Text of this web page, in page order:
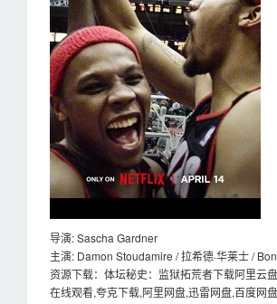
导演: Sascha Gardner
主演: Damon Stoudamire / 拉希德·华莱士 /
资源下载：体坛秘史：监狱拓荒者下载阿里云
在线观看,夸克下载,阿里网盘,迅雷网盘,百度网